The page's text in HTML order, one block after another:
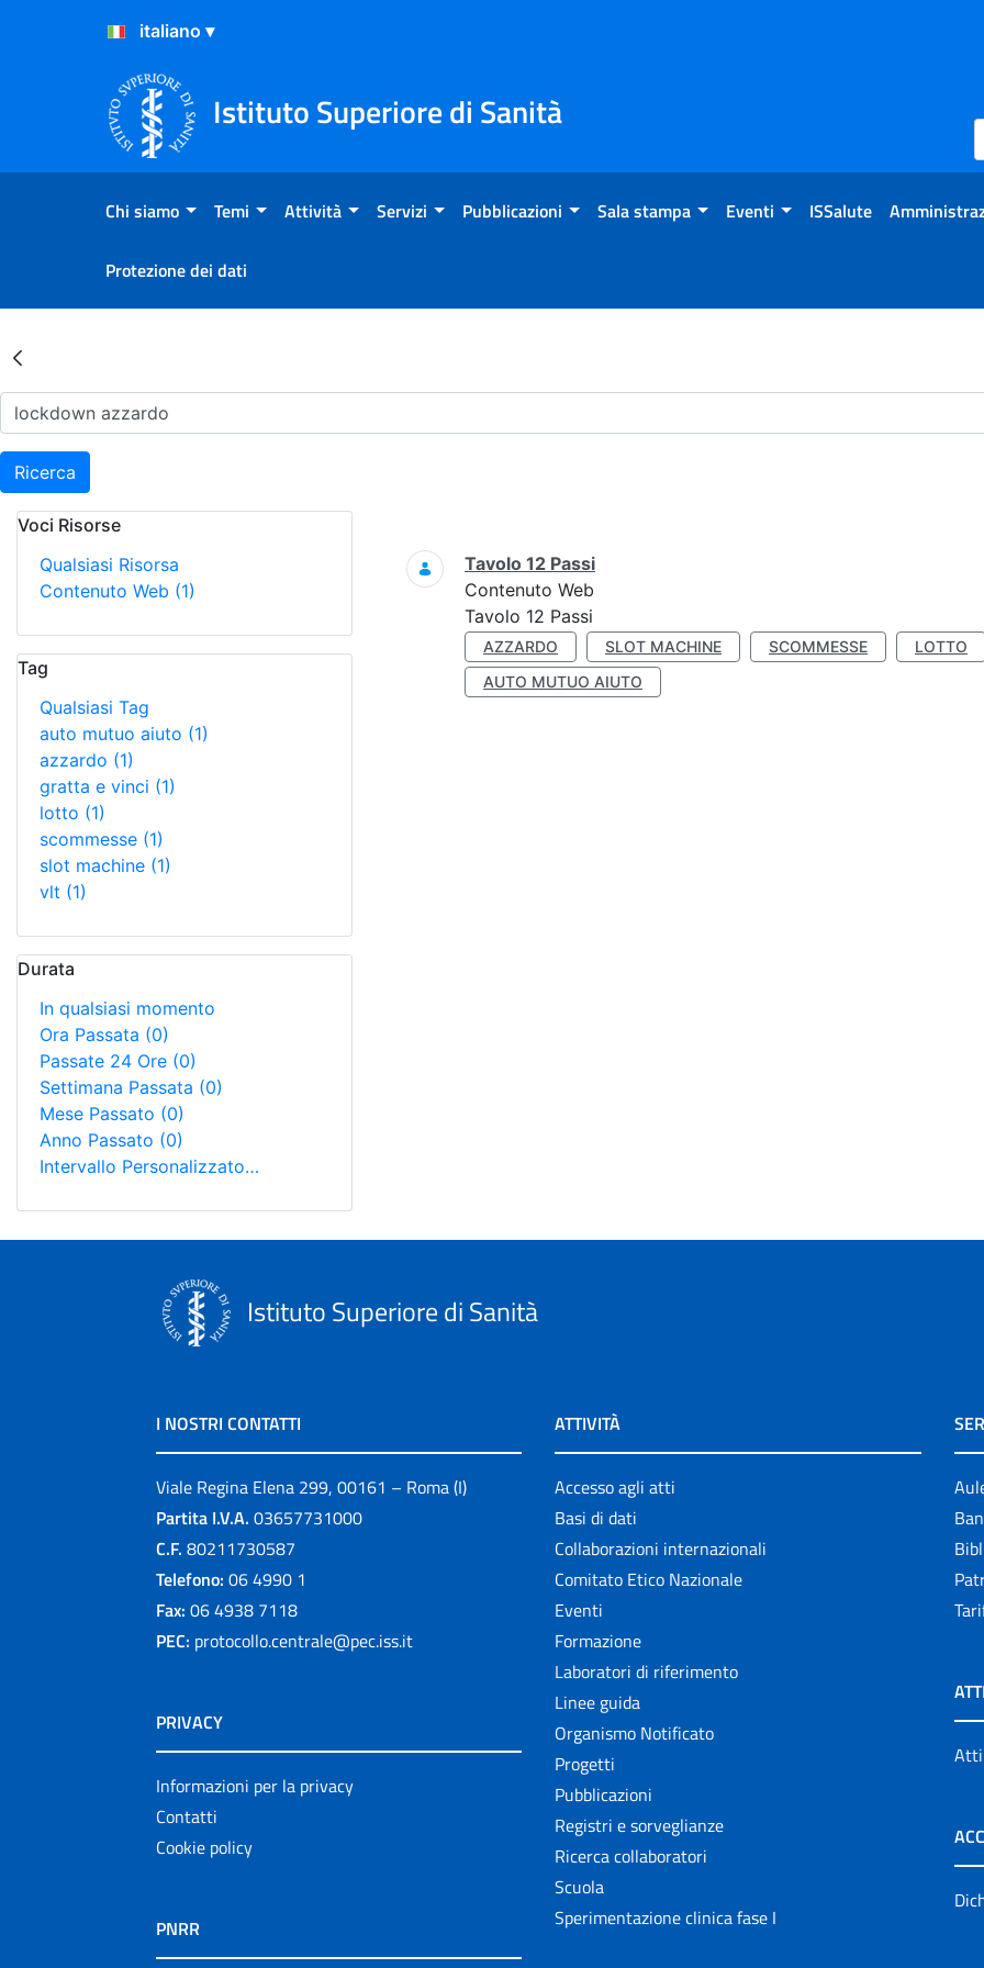
Salta al Contenuto
Salta al Footer
Istituto Superiore di Sanità
Chi siamo Temi Attività Servizi Pubblicazioni Sala stampa Eventi ISSalute
Protezione dei dati
Risultati della Ricerca - Archivio
Ricerca
Voci Risorse
Qualsiasi Risorsa
Contenuto Web (1)
Tag
Qualsiasi Tag
auto mutuo aiuto (1)
azzardo (1)
gratta e vinci (1)
lotto (1)
scommesse (1)
slot machine (1)
vlt (1)
Durata
In qualsiasi momento
Ora Passata (0)
Passate 24 Ore (0)
Settimana Passata (0)
Mese Passato (0)
Anno Passato (0)
Intervallo Personalizzato…
Ricerca
Tavolo 12 Passi
Contenuto Web
Tavolo 12 Passi
AZZARDO SLOT MACHINE SCOMMESSE
LOTTO
AUTO MUTUO AIUTO
Istituto Superiore di Sanità
I NOSTRI CONTATTI
Viale Regina Elena 299, 00161 – Roma (I)
Partita I.V.A. 03657731000
C.F. 80211730587
Telefono: 06 4990 1
Fax: 06 4938 7118
PEC: protocollo.centrale@pec.iss.it
PRIVACY
Informazioni per la privacy
Contatti
Cookie policy
PNRR
ATTIVITÀ
Accesso agli atti
Basi di dati
Collaborazioni internazionali
Comitato Etico Nazionale
Eventi
Formazione
Laboratori di riferimento
Linee guida
Organismo Notificato
Progetti
Pubblicazioni
Registri e sorveglianze
Ricerca collaboratori
Scuola
Sperimentazione clinica fase I
Atti